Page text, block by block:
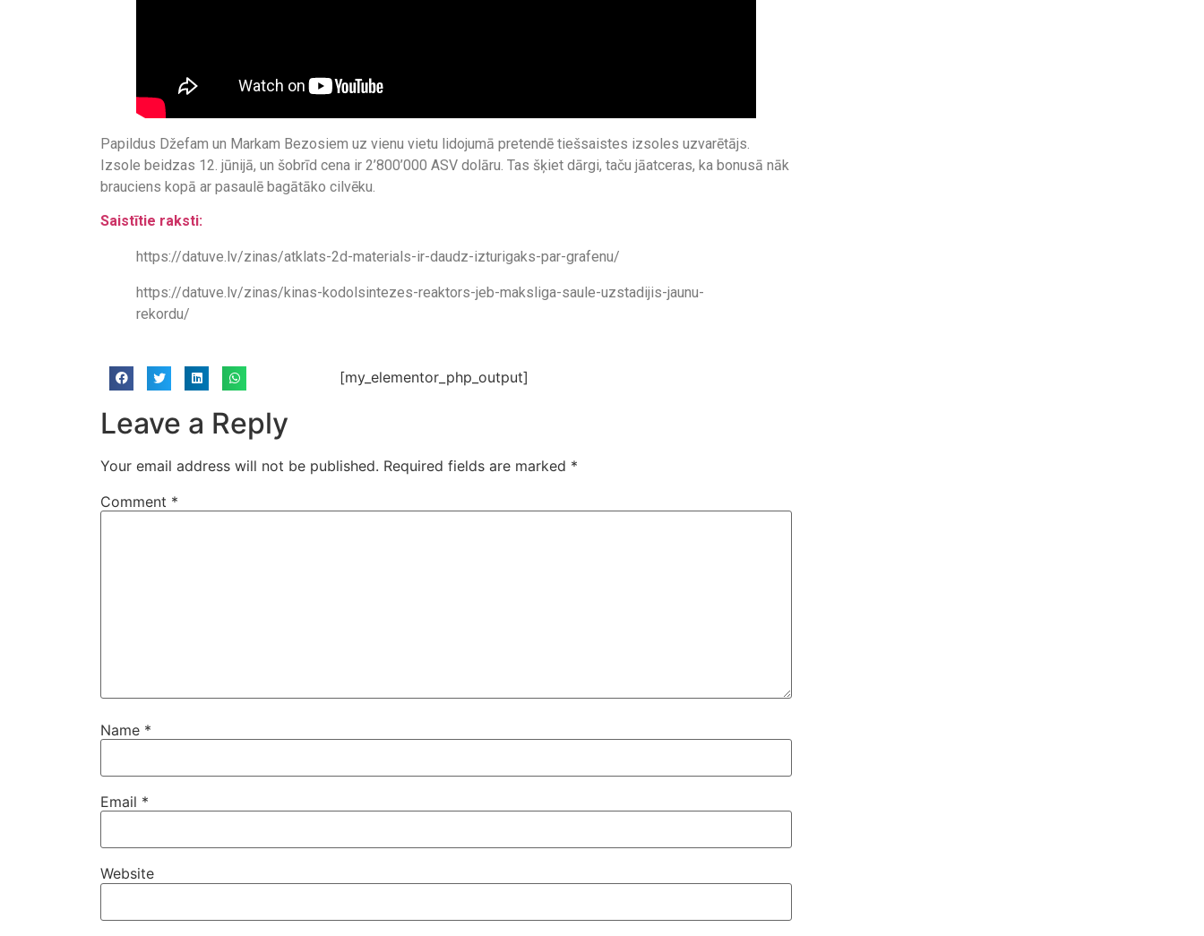
Papildus Džefam un Markam Bezosiem uz vienu vietu lidojumā pretendē tiešsaistes izsoles uzvarētājs.
Izsole beidzas 12. jūnijā, un šobrīd cena ir 2’800’000 ASV dolāru. Tas šķiet dārgi, taču jāatceras, ka bonusā nāk
brauciens kopā ar pasaulē bagātāko cilvēku.
Saistītie raksti:
https://datuve.lv/zinas/atklats-2d-materials-ir-daudz-izturigaks-par-grafenu/
https://datuve.lv/zinas/kinas-kodolsintezes-reaktors-jeb-maksliga-saule-uzstadijis-jaunu-
rekordu/
[my_elementor_php_output]
Leave a Reply
Your email address will not be published. Required fields are marked *
Comment *
Name *
Email *
Website